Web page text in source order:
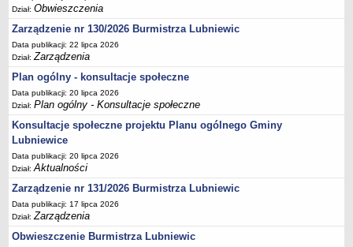
MPZP.5_XXI.151.2012
MPZP.6_XVIII.198.2013
MPZP.7_XXVIII.199.2013
MPZP.8_XXIX.208.2013
MPZP.9_XI.78.2015
MPZP.10_XI.79.2015
MPZP.11_XXIII.145.2020
MPZP.12_XLI.257.2022
MPZP.13_XLI/258/2022
MPZP.14_XLII/267/2023
MPZP_elektrownie wiatrowe Glisno
MPZP_obszar położony w południowo-zachodniej części m.
Dział:Obwieszczenia
Zarządzenie nr 130/2026 Burmistrza Lubniewic
Data publikacji: 22 lipca 2026
Dział:Zarządzenia
Plan ogólny - konsultacje społeczne
Data publikacji: 20 lipca 2026
Dział:Plan ogólny - Konsultacje społeczne
Konsultacje społeczne projektu Planu ogólnego Gminy
Lubniewice
Data publikacji: 20 lipca 2026
Dział:Aktualności
Zarządzenie nr 131/2026 Burmistrza Lubniewic
Data publikacji: 17 lipca 2026
Dział:Zarządzenia
Obwieszczenie Burmistrza Lubniewic